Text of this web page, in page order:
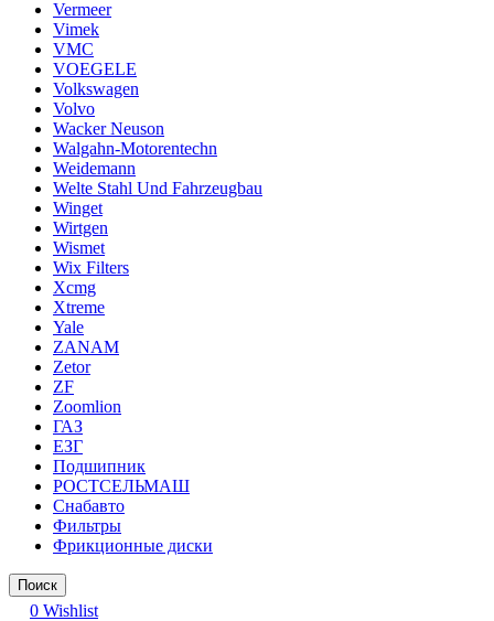
Vermeer
Vimek
VMC
VOEGELE
Volkswagen
Volvo
Wacker Neuson
Walgahn-Motorentechn
Weidemann
Welte Stahl Und Fahrzeugbau
Winget
Wirtgen
Wismet
Wix Filters
Xcmg
Xtreme
Yale
ZANAM
Zetor
ZF
Zoomlion
ГАЗ
ЕЗГ
Подшипник
РОСТСЕЛЬМАШ
Снабавто
Фильтры
Фрикционные диски
Поиск
0 Wishlist